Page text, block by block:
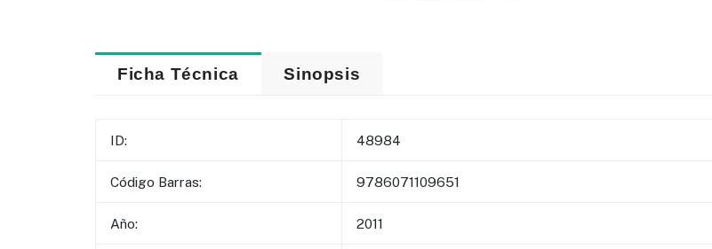
Ficha Técnica Sinopsis
ID: 48984
Código Barras: 9786071109651
Año: 2011